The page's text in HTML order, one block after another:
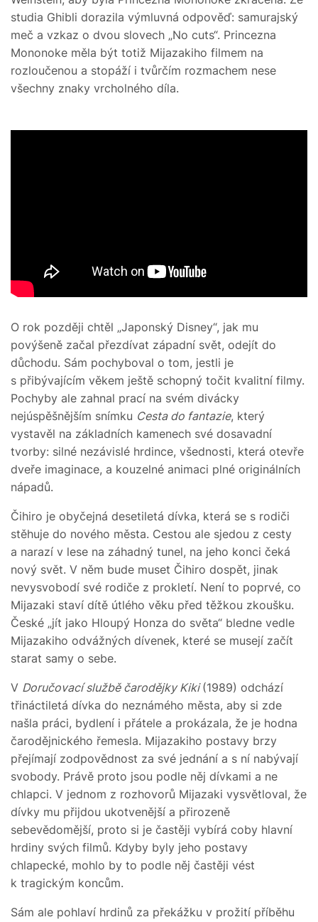
studia Ghibli dorazila výmluvná odpověď: samurajský
meč a vzkaz o dvou slovech „No cuts“. Princezna
Mononoke měla být totiž Mijazakiho filmem na
rozloučenou a stopáží i tvůrčím rozmachem nese
všechny znaky vrcholného díla.
O rok později chtěl „Japonský Disney“, jak mu
povýšeně začal přezdívat západní svět, odejít do
důchodu. Sám pochyboval o tom, jestli je
s přibývajícím věkem ještě schopný točit kvalitní filmy.
Pochyby ale zahnal prací na svém divácky
nejúspěšnějším snímku Cesta do fantazie, který
vystavěl na základních kamenech své dosavadní
tvorby: silné nezávislé hrdince, všednosti, která otevře
dveře imaginace, a kouzelné animaci plné originálních
nápadů.
Čihiro je obyčejná desetiletá dívka, která se s rodiči
stěhuje do nového města. Cestou ale sjedou z cesty
a narazí v lese na záhadný tunel, na jeho konci čeká
nový svět. V něm bude muset Čihiro dospět, jinak
nevysvobodí své rodiče z prokletí. Není to poprvé, co
Mijazaki staví dítě útlého věku před těžkou zkoušku.
České „jít jako Hloupý Honza do světa“ bledne vedle
Mijazakiho odvážných dívenek, které se musejí začít
starat samy o sebe.
V Doručovací službě čarodějky Kiki(1989) odchází
třináctiletá dívka do neznámého města, aby si zde
našla práci, bydlení i přátele a prokázala, že je hodna
čarodějnického řemesla. Mijazakiho postavy brzy
přejímají zodpovědnost za své jednání a s ní nabývají
svobody. Právě proto jsou podle něj dívkami a ne
chlapci. V jednom z rozhovorů Mijazaki vysvětloval, že
dívky mu přijdou ukotvenější a přirozeně
sebevědomější, proto si je častěji vybírá coby hlavní
hrdiny svých filmů. Kdyby byly jeho postavy
chlapecké, mohlo by to podle něj častěji vést
k tragickým koncům.
Sám ale pohlaví hrdinů za překážku v prožití příběhu